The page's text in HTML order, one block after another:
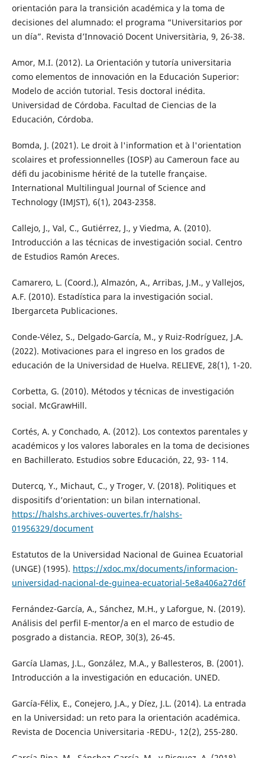
orientación para la transición académica y la toma de
decisiones del alumnado: el programa “Universitarios por
un día”. Revista d’Innovació Docent Universitària, 9, 26-38.
Amor, M.I. (2012). La Orientación y tutoría universitaria
como elementos de innovación en la Educación Superior:
Modelo de acción tutorial. Tesis doctoral inédita.
Universidad de Córdoba. Facultad de Ciencias de la
Educación, Córdoba.
Bomda, J. (2021). Le droit à l'information et à l'orientation
scolaires et professionnelles (IOSP) au Cameroun face au
déﬁ du jacobinisme hérité de la tutelle française.
International Multilingual Journal of Science and
Technology (IMJST), 6(1), 2043-2358.
Callejo, J., Val, C., Gutiérrez, J., y Viedma, A. (2010).
Introducción a las técnicas de investigación social. Centro
de Estudios Ramón Areces.
Camarero, L. (Coord.), Almazón, A., Arribas, J.M., y Vallejos,
A.F. (2010). Estadística para la investigación social.
Ibergarceta Publicaciones.
Conde-Vélez, S., Delgado-García, M., y Ruiz-Rodríguez, J.A.
(2022). Motivaciones para el ingreso en los grados de
educación de la Universidad de Huelva. RELIEVE, 28(1), 1-20.
Corbetta, G. (2010). Métodos y técnicas de investigación
social. McGrawHill.
Cortés, A. y Conchado, A. (2012). Los contextos parentales y
académicos y los valores laborales en la toma de decisiones
en Bachillerato. Estudios sobre Educación, 22, 93- 114.
Dutercq, Y., Michaut, C., y Troger, V. (2018). Politiques et
dispositifs d’orientation: un bilan international.
https://halshs.archives-ouvertes.fr/halshs-
01956329/document
Estatutos de la Universidad Nacional de Guinea Ecuatorial
(UNGE) (1995). https://xdoc.mx/documents/informacion-
universidad-nacional-de-guinea-ecuatorial-5e8a406a27d6f
Fernández-García, A., Sánchez, M.H., y Laforgue, N. (2019).
Análisis del perfil E-mentor/a en el marco de estudio de
posgrado a distancia. REOP, 30(3), 26-45.
García Llamas, J.L., González, M.A., y Ballesteros, B. (2001).
Introducción a la investigación en educación. UNED.
García-Félix, E., Conejero, J.A., y Díez, J.L. (2014). La entrada
en la Universidad: un reto para la orientación académica.
Revista de Docencia Universitaria -REDU-, 12(2), 255-280.